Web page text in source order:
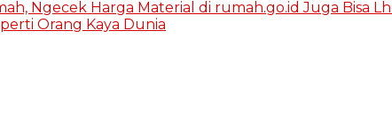
Ngecek Harga Material di rumah.go.id Juga Bisa
Orang Kaya Dunia